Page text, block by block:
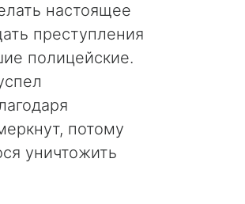
настоящее
преступления
полицейские.
потому
уничтожить